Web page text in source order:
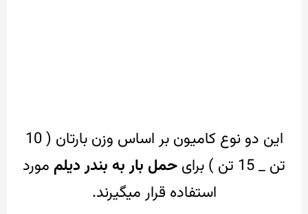
این دو نوع کامیون بر اساس وزن بارتان ( 10
تن _ 15 تن ) برای
حمل بار به بندر دیلم مورد
استفاده قرار میگیرند.